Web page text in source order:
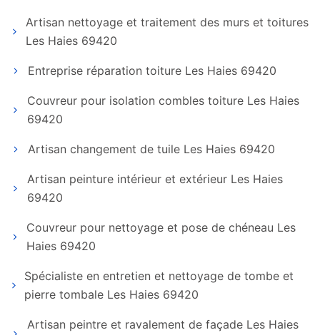
Artisan nettoyage et traitement des murs et toitures
Les Haies 69420
Entreprise réparation toiture Les Haies 69420
Couvreur pour isolation combles toiture Les Haies
69420
Artisan changement de tuile Les Haies 69420
Artisan peinture intérieur et extérieur Les Haies
69420
Couvreur pour nettoyage et pose de chéneau Les
Haies 69420
Spécialiste en entretien et nettoyage de tombe et
pierre tombale Les Haies 69420
Artisan peintre et ravalement de façade Les Haies